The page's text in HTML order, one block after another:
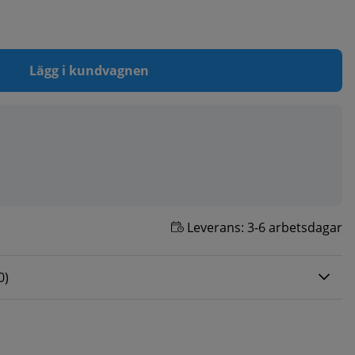
Lägg i kundvagnen
Leverans: 3-6 arbetsdagar
AV 5 ANTAL BETYG 0
)